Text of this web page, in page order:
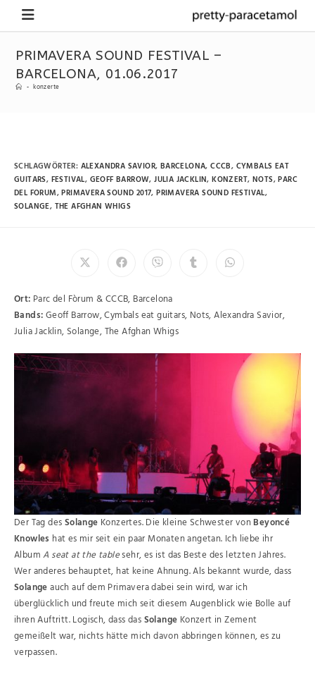
PRIMAVERA SOUND FESTIVAL –
BARCELONA, 01.06.2017
- konzerte
SCHLAGWÖRTER: ALEXANDRA SAVIOR, BARCELONA, CCCB, CYMBALS EAT
GUITARS, FESTIVAL, GEOFF BARROW, JULIA JACKLIN, KONZERT, NOTS,PARC
DEL FORUM,PRIMAVERA SOUND 2017, PRIMAVERA SOUND FESTIVAL,
SOLANGE, THE AFGHAN WHIGS
Ort: Parc del Fòrum & CCCB, Barcelona
Bands:Geoff Barrow, Cymbals eat guitars, Nots, Alexandra Savior,
Julia Jacklin, Solange, The Afghan Whigs
Der Tag desSolange Konzertes. Die kleine Schwester vonBeyoncé
Knowles hat es mir seit ein paar Monaten angetan. Ich liebe ihr
AlbumA seat at the tablesehr, es ist das Beste des letzten Jahres.
Wer anderes behauptet, hat keine Ahnung. Als bekannt wurde, dass
Solangeauch auf dem Primavera dabei sein wird, war ich
überglücklich und freute mich seit diesem Augenblick wie Bolle auf
ihren Auftritt. Logisch, dass dasSolange Konzert in Zement
gemeißelt war, nichts hätte mich davon abbringen können, es zu
verpassen.